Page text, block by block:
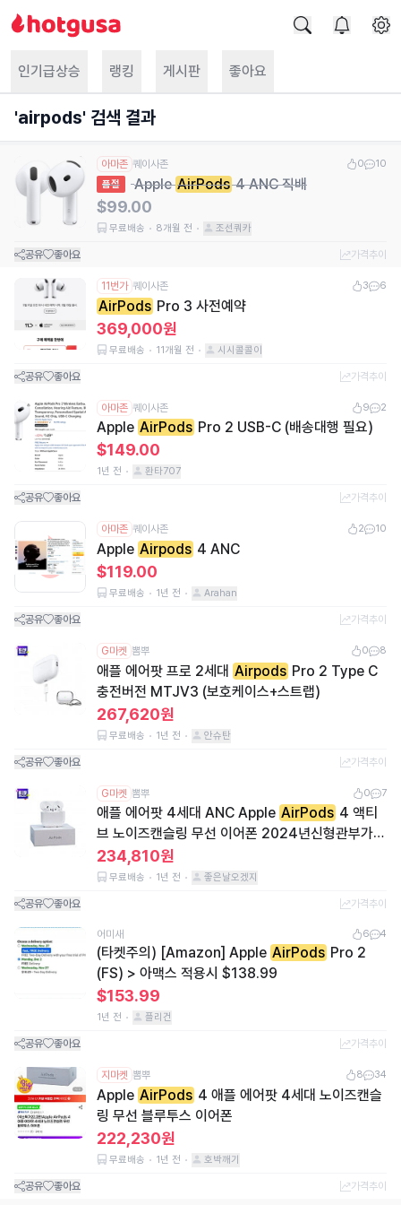
인기급상승 랭킹 게시판 좋아요
'airpods' 검색 결과
아마존 퀘이사존 0
10
품절
AppleAirPods4 ANC 직배
$99.00
무료배송 8개월 전 조선쿼카
공유 좋아요 가격추이
11번가 퀘이사존 3 6
AirPods Pro 3 사전예약
369,000원
무료배송 11개월 전 시시콜콜이
공유 좋아요 가격추이
아마존 퀘이사존 9 2
Apple AirPods Pro 2 USB-C (배송대행 필요)
$149.00
1년 전 환타707
공유 좋아요 가격추이
아마존 퀘이사존 2 10
Apple Airpods 4 ANC
$119.00
무료배송 1년 전 Arahan
공유 좋아요 가격추이
G마켓 뽐뿌 0 8
애플 에어팟 프로 2세대 Airpods Pro 2 Type C
충전버전 MTJV3 (보호케이스+스트랩)
267,620원
무료배송 1년 전 안슈탄
공유 좋아요 가격추이
G마켓 뽐뿌 0 7
애플 에어팟 4세대 ANC Apple AirPods 4 액티
브 노이즈캔슬링 무선 이어폰 2024년신형관부가세
포함항공특송
234,810원
무료배송 1년 전 좋은날오겠지
공유 좋아요 가격추이
어미새 6 4
(타켓주의) [Amazon] Apple AirPods Pro 2
(FS) > 아맥스 적용시 $138.99
$153.99
1년 전 플리건
공유 좋아요 가격추이
지마켓 뽐뿌 8 34
Apple AirPods 4 애플 에어팟 4세대 노이즈캔슬
링 무선 블루투스 이어폰
222,230원
무료배송 1년 전 호박깨기
공유 좋아요 가격추이